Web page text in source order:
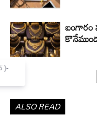
బంగారం
ALSO READ
×